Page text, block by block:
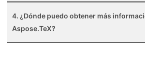
4. ¿Dónde puedo obtener más
Aspose.TeX?